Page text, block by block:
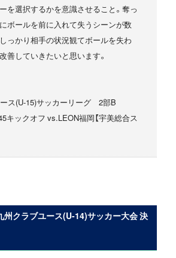
を選択するかを意識させること。奪っ
ボールを前に入れて失うシーンが数
っかり相手の状況観てボールを失わ
善していきたいと思います。
ス(U-15)サッカーリーグ 2部B
キックオフ vs.LEON福岡【宇美総合ス
州クラブユース(U-14)サッカー大会 決